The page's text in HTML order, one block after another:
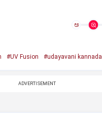
ಅ
#UV Fusion #udayavani kannada
ADVERTISEMENT